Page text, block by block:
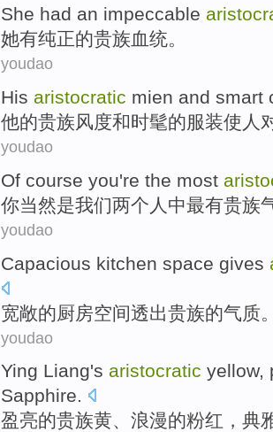
She had an impeccable
她有纯正的贵族血统。
youdao
His aristocratic mien and smart
他的贵族风度和时髦的服装使人
youdao
Of course you're the most
你当然是我们两个 人中最有贵族
youdao
Capacious kitchen space gives
宽敞的厨房空间透出贵族的气质
youdao
Ying Liang's aristocratic yellow,
Sapphire.
盈亮的贵族黄、 浪漫的粉红 ， 典